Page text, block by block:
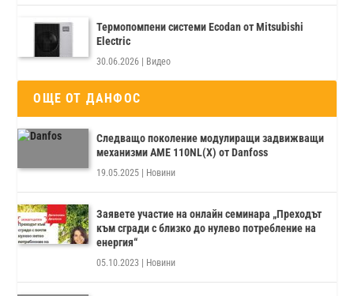
Термопомпени системи Ecodan от Mitsubishi
Electric
30.06.2026 | Видео
ОЩЕ ОТ ДАНФОС
Следващо поколение модулиращи задвижващи
механизми AME 110NL(X) от Danfoss
19.05.2025 | Новини
Заявете участие на онлайн семинара „Преходът
към сгради с близко до нулево потребление на
енергия“
05.10.2023 | Новини